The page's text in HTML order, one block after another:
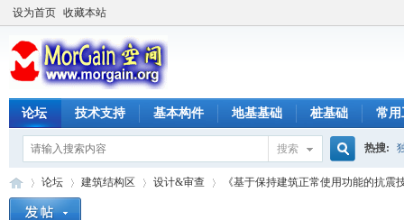
设为首页 收藏本站
论坛 技术支持 基本构件 地基基础 桩基础 常用
搜索
搜
热搜:
论坛 建筑结构区 设计&审查 《基于保持建筑正常使用功能的抗震